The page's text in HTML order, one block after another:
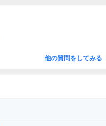
他の質問をしてみる